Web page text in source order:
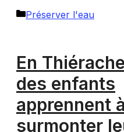
Catégories
Préserver l'eau
En
des enfants
apprennent à
surmonter